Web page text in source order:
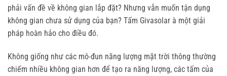
phải vấn đề về không gian lắp đặt? Nhưng vẫn muốn tận dụng
không gian chưa sử dụng của bạn? Tấm Givasolar à một giải
pháp hoàn hảo cho điều đó.
Không giống như các mô-đun năng lượng mặt trời thông thường
chiếm nhiều không gian hơn để tạo ra năng lượng, các tấm của